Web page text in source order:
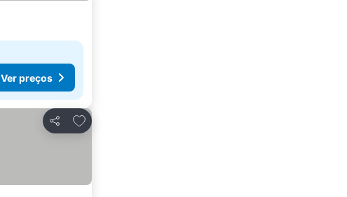
Ver preços
Partilhar
Adicionar aos favoritos